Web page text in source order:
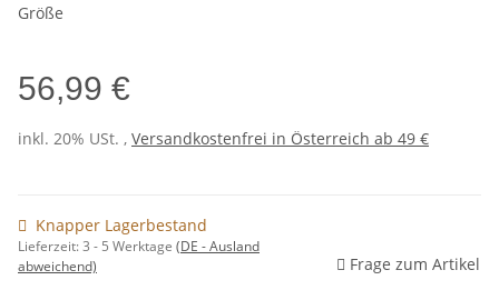
Größe
56,99 €
inkl. 20% USt. , Versandkostenfrei in Österreich ab 49 €
Knapper Lagerbestand
Lieferzeit:3 - 5 Werktage (DE - Ausland
abweichend)
Frage zum Artikel